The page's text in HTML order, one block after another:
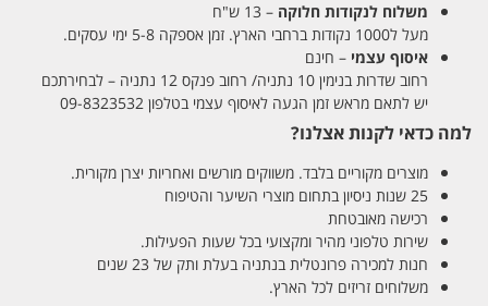
משלוח לנקודות חלוקה – 13 ש"ח
מעל ל1000 נקודות ברחבי הארץ. זמן אספקה 5-8 ימי עסקים.
איסוף עצמי – חינם
רחוב שדרות בנימין 10 נתניה/ רחוב פנקס 12 נתניה – לבחירתכם
יש לתאם מראש זמן הגעה לאיסוף עצמי בטלפון 09-8323532
למה כדאי לקנות אצלנו?
מוצרים מקוריים בלבד. משווקים מורשים ואחריות יצרן מקורית.
25 שנות ניסיון בתחום מוצרי השיער והטיפוח
רכישה מאובטחת
שירות טלפוני מהיר ומקצועי בכל שעות הפעילות.
חנות למכירה פרונטלית בנתניה בעלת ותק של 23 שנים
משלוחים זריזים לכל הארץ.